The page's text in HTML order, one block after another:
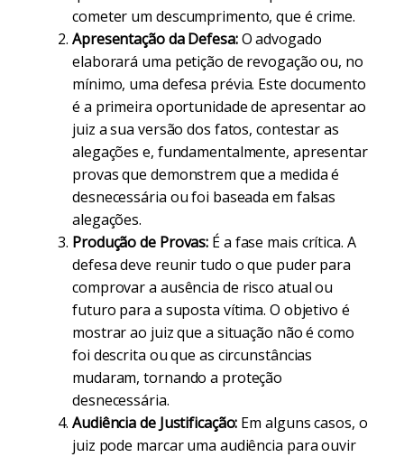
cometer um descumprimento, que é crime.
Apresentação da Defesa:O advogado
elaborará uma petição de revogação ou, no
mínimo, uma defesa prévia. Este documento
é a primeira oportunidade de apresentar ao
juiz a sua versão dos fatos, contestar as
alegações e, fundamentalmente, apresentar
provas que demonstrem que a medida é
desnecessária ou foi baseada em falsas
alegações.
Produção de Provas: É a fase mais crítica. A
defesa deve reunir tudo o que puder para
comprovar a ausência de risco atual ou
futuro para a suposta vítima. O objetivo é
mostrar ao juiz que a situação não é como
foi descrita ou que as circunstâncias
mudaram, tornando a proteção
desnecessária.
Audiência de Justificação: Em alguns casos, o
juiz pode marcar uma audiência para ouvir